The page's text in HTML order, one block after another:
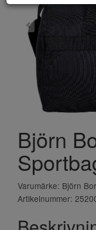
Björn
Varumärke: Björn
Artikelnummer: